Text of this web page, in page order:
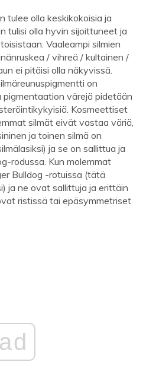
tulee olla keskikokoisia ja
tulisi olla hyvin sijoittuneet ja
Vaaleampi silmien
/ vihreä / kultainen /
ei pitäisi olla näkyvissä.
on
värejä pidetään
Kosmeettiset
silmät eivät vastaa väriä,
ja toinen silmä on
ja se on sallittua ja
rodussa. Kun molemmat
Bulldog -rotuissa (tätä
ja ne ovat sallittuja ja erittäin
ristissä tai epäsymmetriset
ad